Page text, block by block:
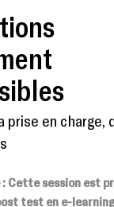
prise en charge,
: Cette session est
test en e-